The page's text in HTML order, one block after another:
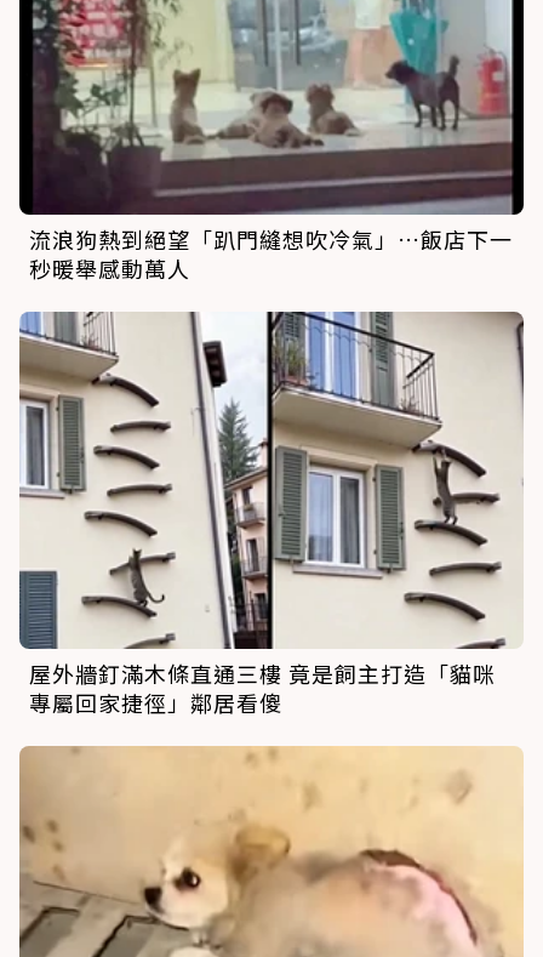
流浪狗熱到絕望「趴門縫想吹冷氣」…飯店下一
秒暖舉感動萬人
屋外牆釘滿木條直通三樓 竟是飼主打造「貓咪
專屬回家捷徑」鄰居看傻